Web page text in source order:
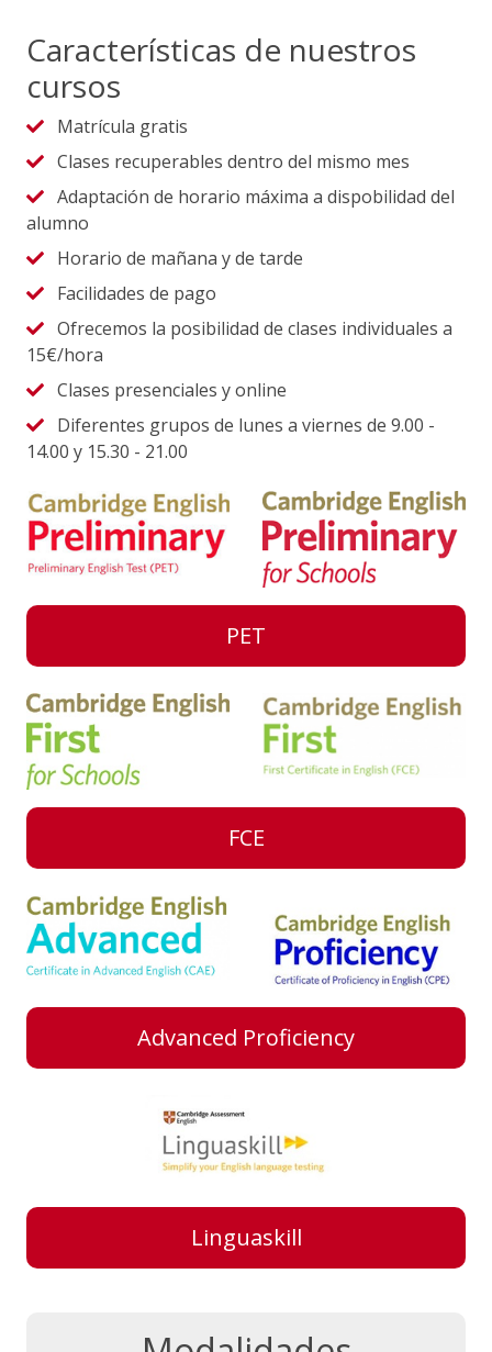
Características de nuestros
cursos
Matrícula gratis
Clases recuperables dentro del mismo mes
Adaptación de horario máxima a dispobilidad del
alumno
Horario de mañana y de tarde
Facilidades de pago
Ofrecemos la posibilidad de clases individuales a
15€/hora
Clases presenciales y online
Diferentes grupos de lunes a viernes de 9.00 -
14.00 y 15.30 - 21.00
PET
FCE
Advanced Proficiency
Linguaskill